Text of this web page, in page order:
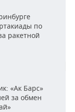
по
ракетной
«Ак Барс»
за обмен